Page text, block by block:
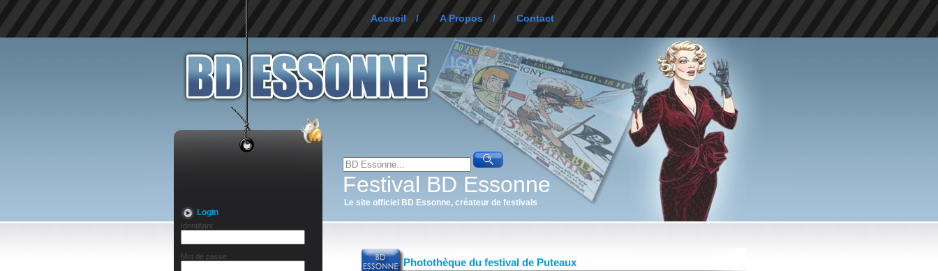
Accueil / A Propos / Contact
Festival BD Essonne
Le site officiel BD Essonne, créateur de festivals
Login
Identifiant
Mot de passe Photothèque du festival de Puteaux